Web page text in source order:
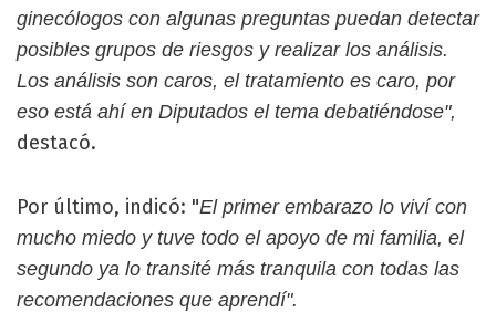
ginecólogos con algunas preguntas puedan detectar
posibles grupos de riesgos y realizar los análisis.
Los análisis son caros, el tratamiento es caro, por
eso está ahí en Diputados el tema debatiéndose",
destacó.
Por último, indicó: "El primer embarazo lo viví con
mucho miedo y tuve todo el apoyo de mi familia, el
segundo ya lo transité más tranquila con todas las
recomendaciones que aprendí".